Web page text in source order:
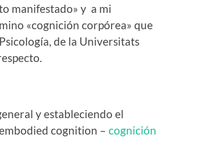
manifestado» y a mi
«cognición corpórea» que
de la Universitats
y estableciendo el
cognition – cognición